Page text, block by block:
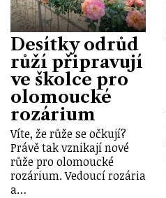
Desítky odrůd
růží připravují
ve školce pro
olomoucké
rozárium
Víte, že růže se očkují?
Právě tak vznikají nové
růže pro olomoucké
rozárium. Vedoucí rozária
a…